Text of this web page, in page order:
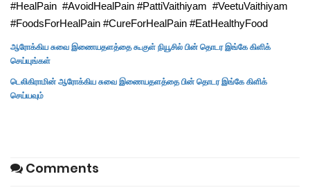
#HealPain #AvoidHealPain #PattiVaithiyam #VeetuVaithiyam
#FoodsForHealPain #CureForHealPain #EatHealthyFood
ஆரோக்கிய சுவை இணையதளத்தை கூகுள் நியூசில் பின் தொடர இங்கே கிளிக்
செய்யுங்கள்
டெலிகிராமின் ஆரோக்கிய சுவை இணையதளத்தை பின் தொடர இங்கே கிளிக்
செய்யவும்
Comments